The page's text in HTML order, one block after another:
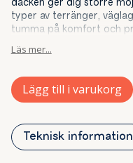
däcken ger dig större
typer av terränger,
tumma på komfort och
förenas design, elegans
får du den ultimata
vägen. En längre hjulbas
skapar en tydlig MC-
vätskekylda 2-
kraften på rätt ställe.
Läs mer...
Lägg till i varukorg
Teknisk information